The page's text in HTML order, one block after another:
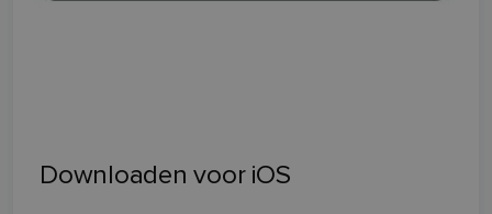
Downloaden voor iOS